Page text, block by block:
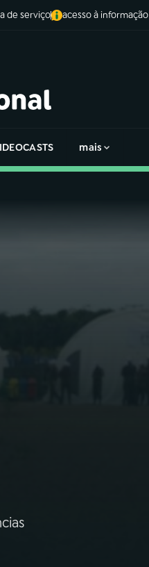
de serviço acesso à informação
mais